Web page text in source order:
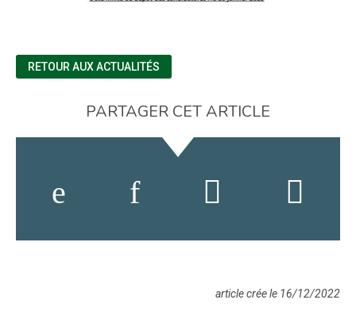
RETOUR AUX ACTUALITÉS
PARTAGER CET ARTICLE
article crée le 16/12/2022